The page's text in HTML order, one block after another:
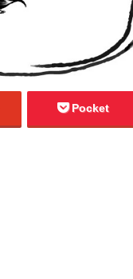
Pocket